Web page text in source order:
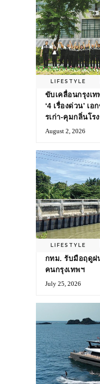
LIFESTYLE
ขับเคลื่อนกรุงเ
‘4 เรื่องด่วน’ เ
รเก่า-คุมกลิ่นโร
August 2, 2026
LIFESTYLE
กทม. รับมือฤดูฝ
คนกรุงเทพฯ
July 25, 2026